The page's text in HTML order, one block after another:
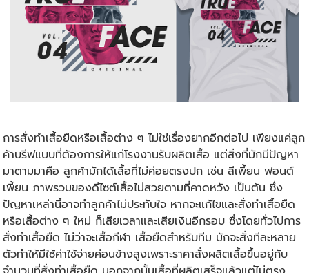
การสั่งทำเสื้อยืดหรือเสื้อต่าง ๆ ไม่ใช่เรื่องยากอีกต่อไป เพียงแค่ลูก
ค้าบรีฟแบบที่ต้องการให้แก่โรงงานรับผลิตเสื้อ แต่สิ่งที่มักมีปัญหา
มาตามมาคือ ลูกค้ามักได้เสื้อที่ไม่ค่อยตรงปก เช่น สีเพี้ยน ฟอนต์
เพี้ยน ภาพรวมของดีไซต์เสื้อไม่สวยตามที่คาดหวัง เป็นต้น ซึ่ง
ปัญหาเหล่านี้อาจทำลูกค้าไม่ประทับใจ หากจะแก้ไขและสั่งทำเสื้อยืด
หรือเสื้อต่าง ๆ ใหม่ ก็เสียเวลาและเสียเงินอีกรอบ ซึ่งโดยทั่วไปการ
สั่งทำเสื้อยืด ไม่ว่าจะเสื้อกีฬา เสื้อยืดสำหรับทีม มักจะสั่งทีละหลาย
ตัวทำให้มีใช้ค่าใช้จ่ายค่อนข้างสูงเพราะราคาสั่งผลิตเสื้อขึ้นอยู่กับ